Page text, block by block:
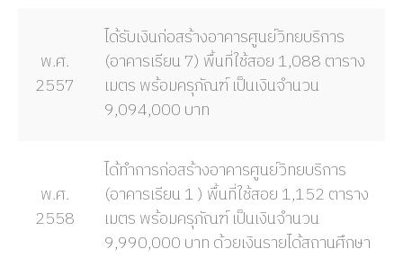
พ.ศ.
2557
ได้รับเงินก่อสร้างอาคารศูนย์วิทยบริการ
(อาคารเรียน 7) พื้นที่ใช้สอย 1,088 ตาราง
เมตร พร้อมครุภัณฑ์ เป็นเงินจำนวน
9,094,000 บาท
พ.ศ.
2558
ได้ทำการก่อสร้างอาคารศูนย์วิทยบริการ
(อาคารเรียน 1 ) พื้นที่ใช้สอย 1,152 ตาราง
เมตร พร้อมครุภัณฑ์ เป็นเงินจำนวน
9,990,000 บาท ด้วยเงินรายได้สถานศึกษา